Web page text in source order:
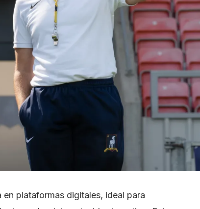
plataformas digitales, ideal para